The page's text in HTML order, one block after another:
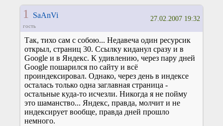
1 SaAnVi
гость
27.02.2007 19:32
Так, тихо сам с собою... Недавеча один ресурсик
открыл, страниц 30. Ссылку киданул сразу и в
Google и в Яндекс. К удивлению, через пару дней
Google пошарился по сайту и всё
проиндексировал. Однако, через день в индексе
осталась только одна заглавная страница -
остальные куда-то исчезли. Никогда я не пойму
это шаманство... Яндекс, правда, молчит и не
индексирует вообще, правда дней прошло
немного.